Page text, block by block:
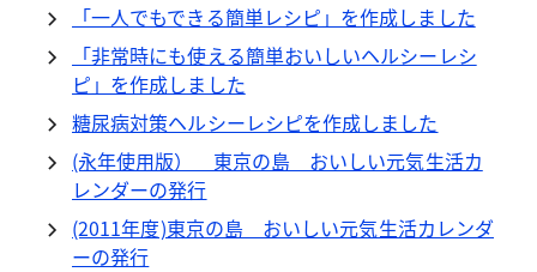
「一人でもできる簡単レシピ」を作成しました
「非常時にも使える簡単おいしいヘルシーレシ
ピ」を作成しました
糖尿病対策ヘルシーレシピを作成しました
(永年使用版） 東京の島 おいしい元気生活カ
レンダーの発行
(2011年度)東京の島 おいしい元気生活カレンダ
ーの発行